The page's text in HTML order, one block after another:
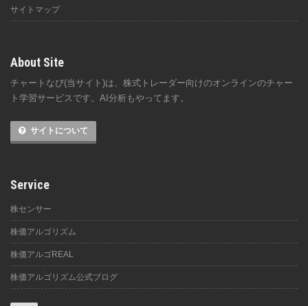
サイトマップ
About Site
チャートなび(当サイト)は、株式トレーダー向けのオンラインのチャー
ト学習サービスです。AI分析もやってます。
サイトについて
Service
株センサー
株価アルゴリズム
株価アルゴREAL
株価アルゴリズム公式ブログ